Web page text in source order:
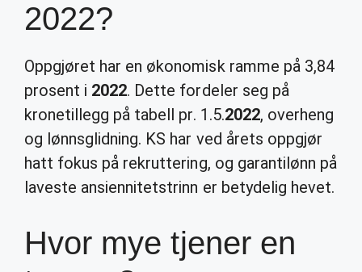
2022?
Oppgjøret har en økonomisk ramme på 3,84
prosent i 2022. Dette fordeler seg på
kronetillegg på tabell pr. 1.5.2022, overheng
og lønnsglidning. KS har ved årets oppgjør
hatt fokus på rekruttering, og garantilønn på
laveste ansiennitetstrinn er betydelig hevet.
Hvor mye tjener en